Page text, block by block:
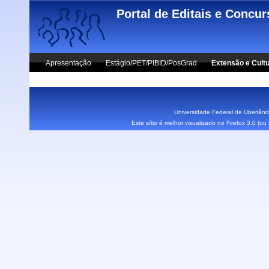
Skip to main content
Portal de Editais e
Apresentação Estágio/PET/PIBID/PosGrad Extensão e
Universidade Federal de
Este sítio é melhor visualizado no Firefox 3.0